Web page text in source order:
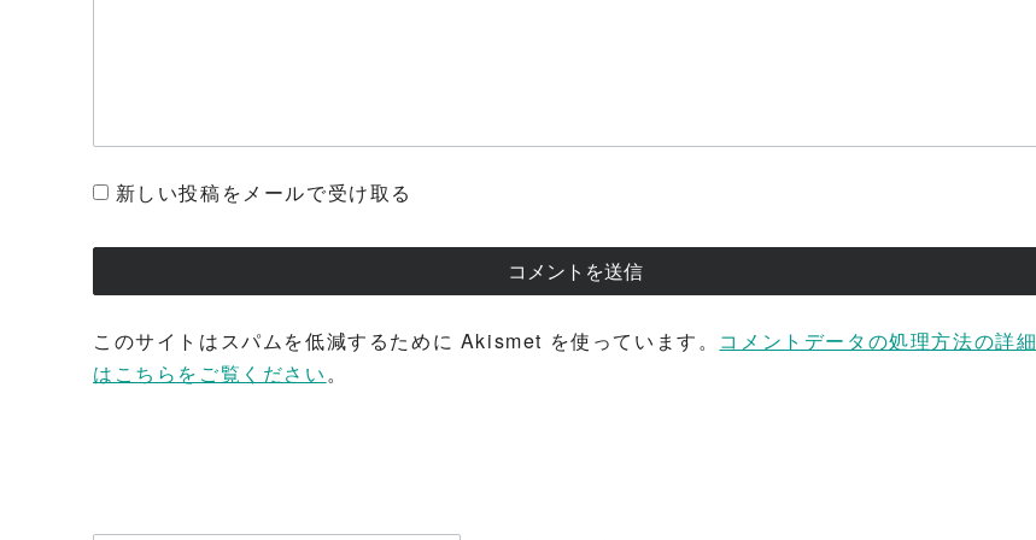
新しい投稿をメールで受け取る
このサイトはスパムを低減するために Akismet を使っています。 コメントデータの処理方法の詳細
はこちらをご覧ください。